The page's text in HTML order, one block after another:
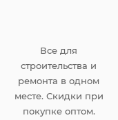
Все для
строительства и
ремонта в одном
месте. Скидки при
покупке оптом.